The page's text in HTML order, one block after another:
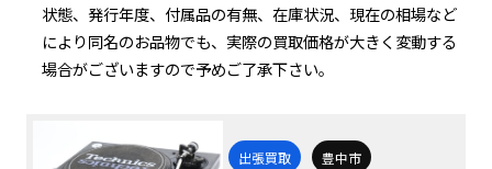
状態、発行年度、付属品の有無、在庫状況、現在の相場など
により同名のお品物でも、実際の買取価格が大きく変動する
場合がございますので予めご了承下さい。
出張買取 豊中市